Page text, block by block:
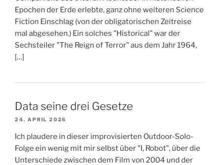
Epochen der Erde erlebte, ganz ohne weiteren Science
Fiction Einschlag (von der obligatorischen Zeitreise
mal abgesehen.) Ein solches "Historical" war der
Sechsteiler "The Reign of Terror" aus dem Jahr 1964,
[…]
Data seine drei Gesetze
24. APRIL 2026
Ich plaudere in dieser improvisierten Outdoor-Solo-
Folge ein wenig mit mir selbst über "I, Robot", über die
Unterschiede zwischen dem Film von 2004 und der